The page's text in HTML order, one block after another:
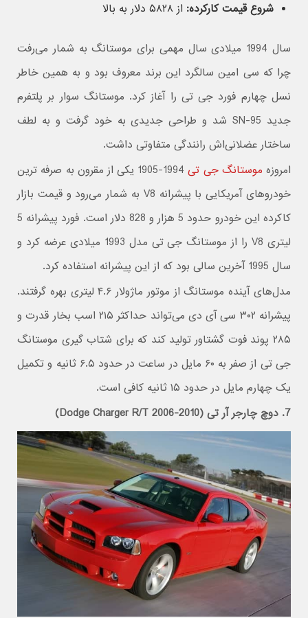
شروع قیمت کارکرده: از ۵۸۲۸ دلار به بالا
سال 1994 میلادی سال مهمی برای موستانگ به شمار می‌رفت
چرا که سی امین سالگرد این برند معروف بود و به همین خاطر
نسل چهارم فورد جی تی را آغاز کرد. موستانگ سوار بر پلتفرم
جدید SN-95 شد و طراحی جدیدی به خود گرفت و به لطف
ساختار عضلانی‌اش رانندگی متفاوتی داشت.
امروزه موستانگ جی تی
1994-1905 یکی از مقرون به صرفه ترین
خودروهای آمریکایی با پیشرانه V8 به شمار می‌رود و قیمت بازار
کاکرده این خودرو حدود 5 هزار و 828 دلار است. فورد پیشرانه 5
لیتری V8 را از موستانگ جی تی مدل 1993 میلادی عرضه کرد و
سال 1995 آخرین سالی بود که از این پیشرانه استفاده کرد.
مدل‌های آینده موستانگ از موتور ماژولار ۴.۶ لیتری بهره گرفتند.
پیشرانه ۳۰۲ سی آی دی می‌تواند حداکثر ۲۱۵ اسب بخار قدرت و
۲۸۵ پوند فوت گشتاور تولید کند که برای شتاب گیری موستانگ
جی تی از صفر به ۶۰ مایل در ساعت در حدود ۶.۵ ثانیه و تکمیل
یک چهارم مایل در حدود ۱۵ ثانیه کافی است.
7. دوچ چارجر آر تی (Dodge Charger R/T 2006-2010)